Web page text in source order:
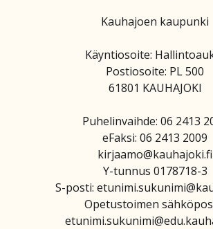
Kauhajoen kaupunki
Käyntiosoite:
Postiosoite: PL 500
61801 KAUHAJOKI
Puhelinvaihde: 06 2413
eFaksi: 06 2413 2009
kirjaamo@kauhajoki.fi
Y-tunnus 0178718-3
S-posti:
Opetustoimen